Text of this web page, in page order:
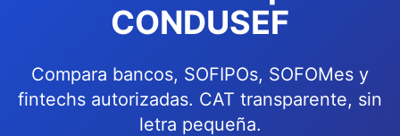
CONDUSEF
Compara bancos, SOFIPOs, SOFOMes y
fintechs autorizadas. CAT transparente, sin
letra pequeña.